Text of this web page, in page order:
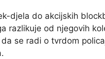
djela do akcijskih
razlikuje od njegovih
se radi o tvrdom